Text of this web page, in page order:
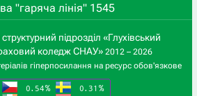
"гаряча лінія" 1545
підрозділ «Глухівський
коледж СНАУ» 2012 – 2026
гіперпосилання на ресурс обов'язкове